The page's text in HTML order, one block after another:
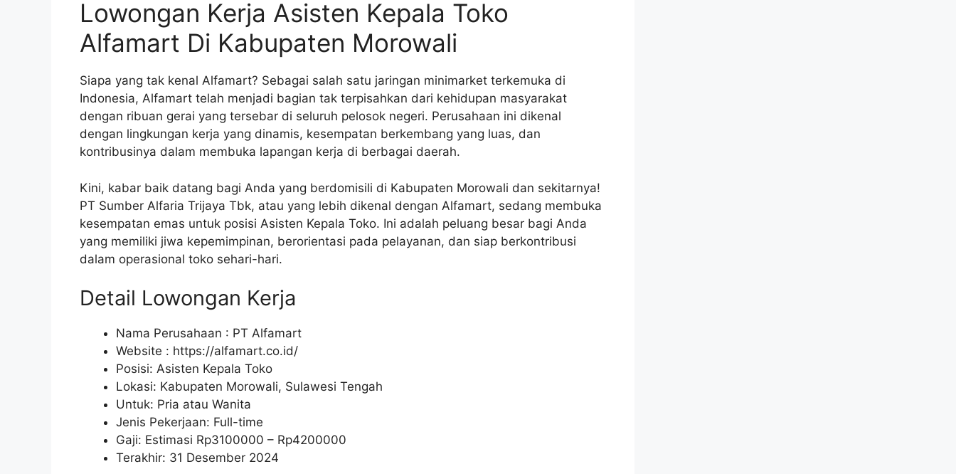
Lowongan Kerja Asisten Kepala Toko
Alfamart Di Kabupaten Morowali
Siapa yang tak kenal Alfamart? Sebagai salah satu jaringan minimarket terkemuka di
Indonesia, Alfamart telah menjadi bagian tak terpisahkan dari kehidupan masyarakat
dengan ribuan gerai yang tersebar di seluruh pelosok negeri. Perusahaan ini dikenal
dengan lingkungan kerja yang dinamis, kesempatan berkembang yang luas, dan
kontribusinya dalam membuka lapangan kerja di berbagai daerah.
Kini, kabar baik datang bagi Anda yang berdomisili di Kabupaten Morowali dan sekitarnya!
PT Sumber Alfaria Trijaya Tbk, atau yang lebih dikenal dengan Alfamart, sedang membuka
kesempatan emas untuk posisi Asisten Kepala Toko. Ini adalah peluang besar bagi Anda
yang memiliki jiwa kepemimpinan, berorientasi pada pelayanan, dan siap berkontribusi
dalam operasional toko sehari-hari.
Detail Lowongan Kerja
Nama Perusahaan : PT Alfamart
Website : https://alfamart.co.id/
Posisi: Asisten Kepala Toko
Lokasi: Kabupaten Morowali, Sulawesi Tengah
Untuk: Pria atau Wanita
Jenis Pekerjaan: Full-time
Gaji: Estimasi Rp3100000 – Rp4200000
Terakhir: 31 Desember 2024